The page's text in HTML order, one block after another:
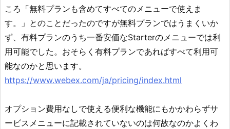
ころ「無料プランも含めてすべてのメニューで使えま
す。」とのことだったのですが無料プランではうまくいか
ず、有料プランのうち一番安価なStarterのメニューでは利
用可能でした。おそらく有料プランであればすべて利用可
能なのかと思います。
https://www.webex.com/ja/pricing/index.html
オプション費用なしで使える便利な機能にもかかわらずサ
ービスメニューに記載されていないのは何故なのかよくわ